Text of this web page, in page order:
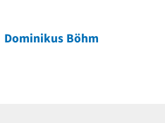
Dominikus Böhm